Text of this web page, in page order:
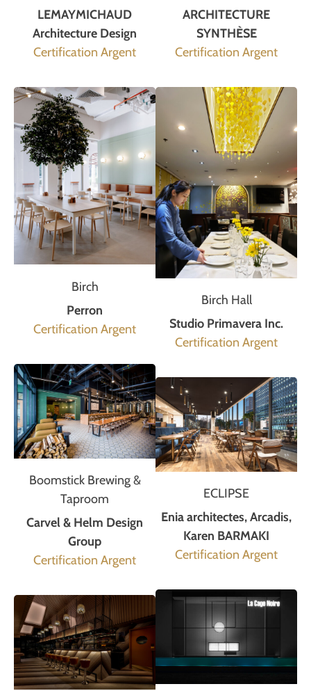
LEMAYMICHAUD
Architecture Design
Certification Argent
Birch
Perron
Certification Argent
Boomstick Brewing &
Taproom
Carvel & Helm Design
Group
Certification Argent
ARCHITECTURE
SYNTHÈSE
Certification Argent
Birch Hall
Studio Primavera Inc.
Certification Argent
ECLIPSE
Enia architectes, Arcadis,
Karen BARMAKI
Certification Argent